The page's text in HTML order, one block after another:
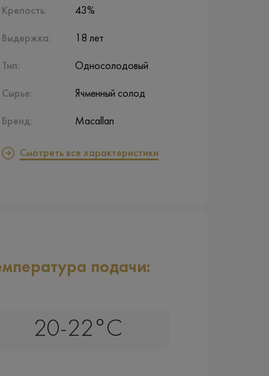
Крепость:
Выдержка:
Тип:
Сырье:
Бренд:
43%
18 лет
Односолодовый
Ячменный солод
Macallan
Смотреть все характеристики
подачи:
20-22°C